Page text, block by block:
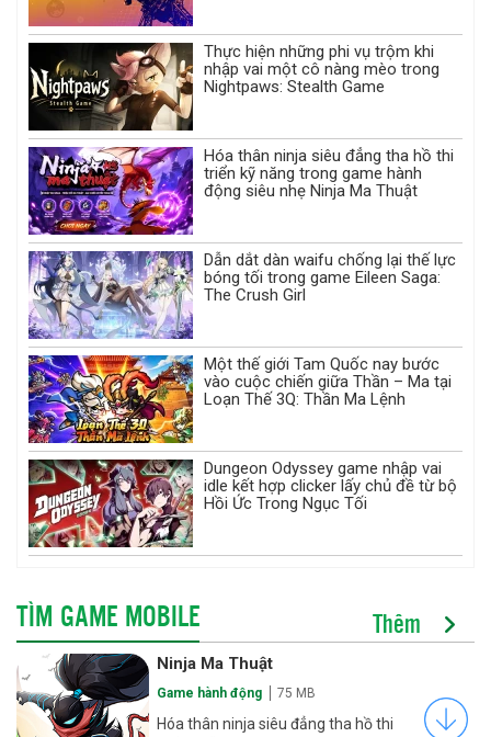
Thực hiện những phi vụ trộm khi
nhập vai một cô nàng mèo trong
Nightpaws: Stealth Game
Hóa thân ninja siêu đẳng tha hồ thi
triển kỹ năng trong game hành
động siêu nhẹ Ninja Ma Thuật
Dẫn dắt dàn waifu chống lại thế lực
bóng tối trong game Eileen Saga:
The Crush Girl
Một thế giới Tam Quốc nay bước
vào cuộc chiến giữa Thần – Ma tại
Loạn Thế 3Q: Thần Ma Lệnh
Dungeon Odyssey game nhập vai
idle kết hợp clicker lấy chủ đề từ bộ
Hồi Ức Trong Ngục Tối
TÌM GAME MOBILE Thêm
Ninja Ma Thuật
Game hành động 75 MB
Hóa thân ninja siêu đẳng tha hồ thi